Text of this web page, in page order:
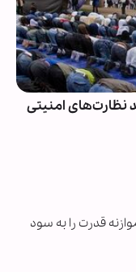
نظارت‌های امنیتی
قدرت را به سود